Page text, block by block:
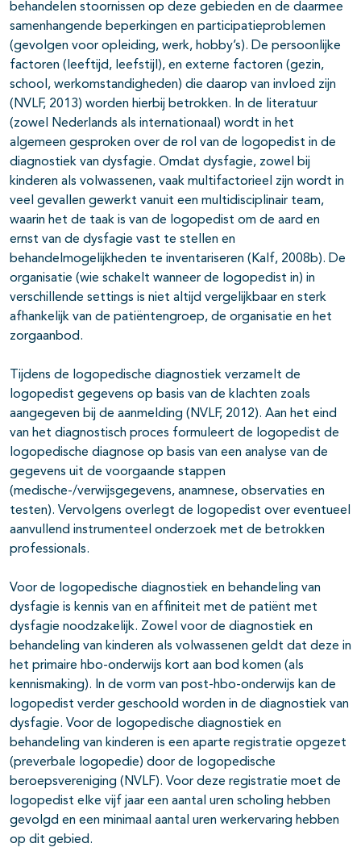
behandelen stoornissen op deze gebieden en de daarmee
samenhangende beperkingen en participatieproblemen
(gevolgen voor opleiding, werk, hobby’s). De persoonlijke
factoren (leeftijd, leefstijl), en externe factoren (gezin,
school, werkomstandigheden) die daarop van invloed zijn
(NVLF, 2013) worden hierbij betrokken. In de literatuur
(zowel Nederlands als internationaal) wordt in het
algemeen gesproken over de rol van de logopedist in de
diagnostiek van dysfagie. Omdat dysfagie, zowel bij
kinderen als volwassenen, vaak multifactorieel zijn wordt in
veel gevallen gewerkt vanuit een multidisciplinair team,
waarin het de taak is van de logopedist om de aard en
ernst van de dysfagie vast te stellen en
behandelmogelijkheden te inventariseren (Kalf, 2008b). De
organisatie (wie schakelt wanneer de logopedist in) in
verschillende settings is niet altijd vergelijkbaar en sterk
afhankelijk van de patiëntengroep, de organisatie en het
zorgaanbod.
Tijdens de logopedische diagnostiek verzamelt de
logopedist gegevens op basis van de klachten zoals
aangegeven bij de aanmelding (NVLF, 2012). Aan het eind
van het diagnostisch proces formuleert de logopedist de
logopedische diagnose op basis van een analyse van de
gegevens uit de voorgaande stappen
(medische-/verwijsgegevens, anamnese, observaties en
testen). Vervolgens overlegt de logopedist over eventueel
aanvullend instrumenteel onderzoek met de betrokken
professionals.
Voor de logopedische diagnostiek en behandeling van
dysfagie is kennis van en affiniteit met de patiënt met
dysfagie noodzakelijk. Zowel voor de diagnostiek en
behandeling van kinderen als volwassenen geldt dat deze in
het primaire hbo-onderwijs kort aan bod komen (als
kennismaking). In de vorm van post-hbo-onderwijs kan de
logopedist verder geschoold worden in de diagnostiek van
dysfagie. Voor de logopedische diagnostiek en
behandeling van kinderen is een aparte registratie opgezet
(preverbale logopedie) door de logopedische
beroepsvereniging (NVLF). Voor deze registratie moet de
logopedist elke vijf jaar een aantal uren scholing hebben
gevolgd en een minimaal aantal uren werkervaring hebben
op dit gebied.